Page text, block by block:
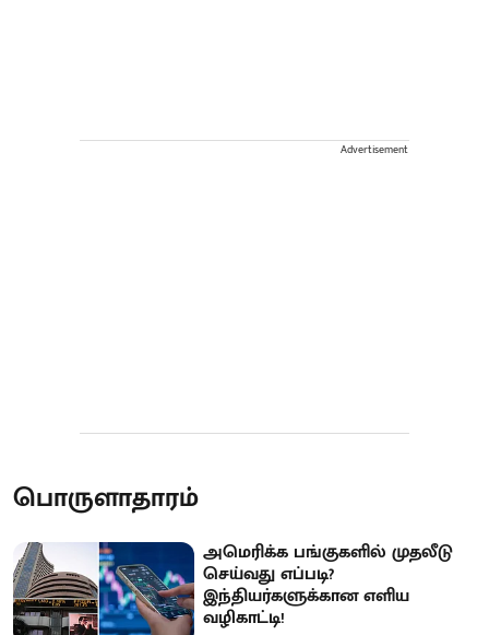
Advertisement
பொருளாதாரம்
அமெரிக்க பங்குகளில் முதலீடு
செய்வது எப்படி?
இந்தியர்களுக்கான எளிய
வழிகாட்டி!